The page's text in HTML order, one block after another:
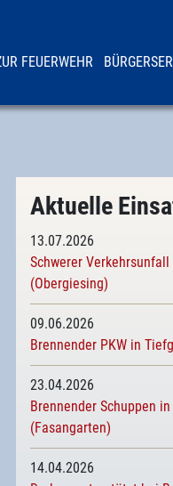
FEUERWEHR
Aktuelle
13.07.2026
Schwerer
(Obergiesing)
09.06.2026
Brennender PKW in
23.04.2026
Brennender Schuppen
(Fasangarten)
14.04.2026